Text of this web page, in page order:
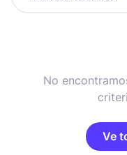
No
Ve